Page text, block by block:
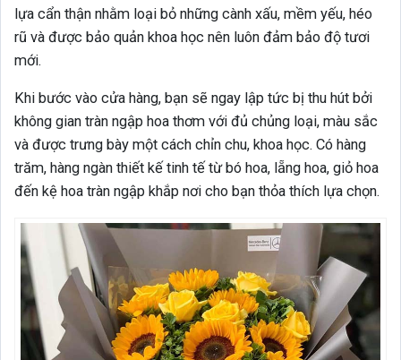
lựa cẩn thận nhằm loại bỏ những cành xấu, mềm yếu, héo
rũ và được bảo quản khoa học nên luôn đảm bảo độ tươi
mới.
Khi bước vào cửa hàng, bạn sẽ ngay lập tức bị thu hút bởi
không gian tràn ngập hoa thơm với đủ chủng loại, màu sắc
và được trưng bày một cách chỉn chu, khoa học. Có hàng
trăm, hàng ngàn thiết kế tinh tế từ bó hoa, lẵng hoa, giỏ hoa
đến kệ hoa tràn ngập khắp nơi cho bạn thỏa thích lựa chọn.